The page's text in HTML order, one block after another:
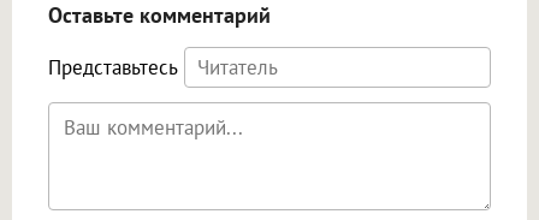
Оставьте комментарий
Представьтесь